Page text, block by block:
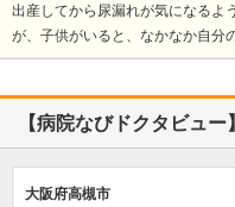
出産してから尿漏れが気になる
が、子供がいると、なかなか自分
【病院なびドクタビュ
大阪府高槻市